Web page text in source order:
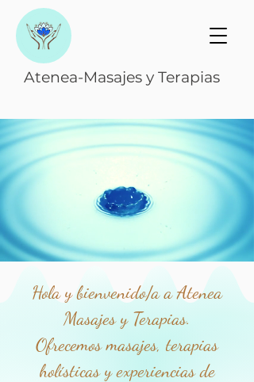
Atenea-Masajes y Terapias
Hola y bienvenido/a a Atenea
Masajes y Terapias.
Ofrecemos masajes, terapias
holísticas y experiencias de